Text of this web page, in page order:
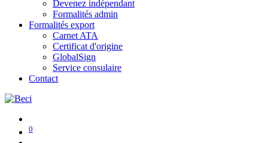
Devenez indépendant
Formalités admin
Formalités export
Carnet ATA
Certificat d'origine
GlobalSign
Service consulaire
Contact
0